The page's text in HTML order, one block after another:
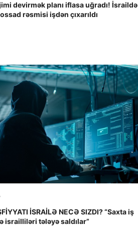
devirmək planı iflasa uğradı! İsraildə
rəsmisi işdən çıxarıldı
İSRAİLƏ NECƏ SIZDI? “Saxta iş
israilliləri tələyə saldılar”